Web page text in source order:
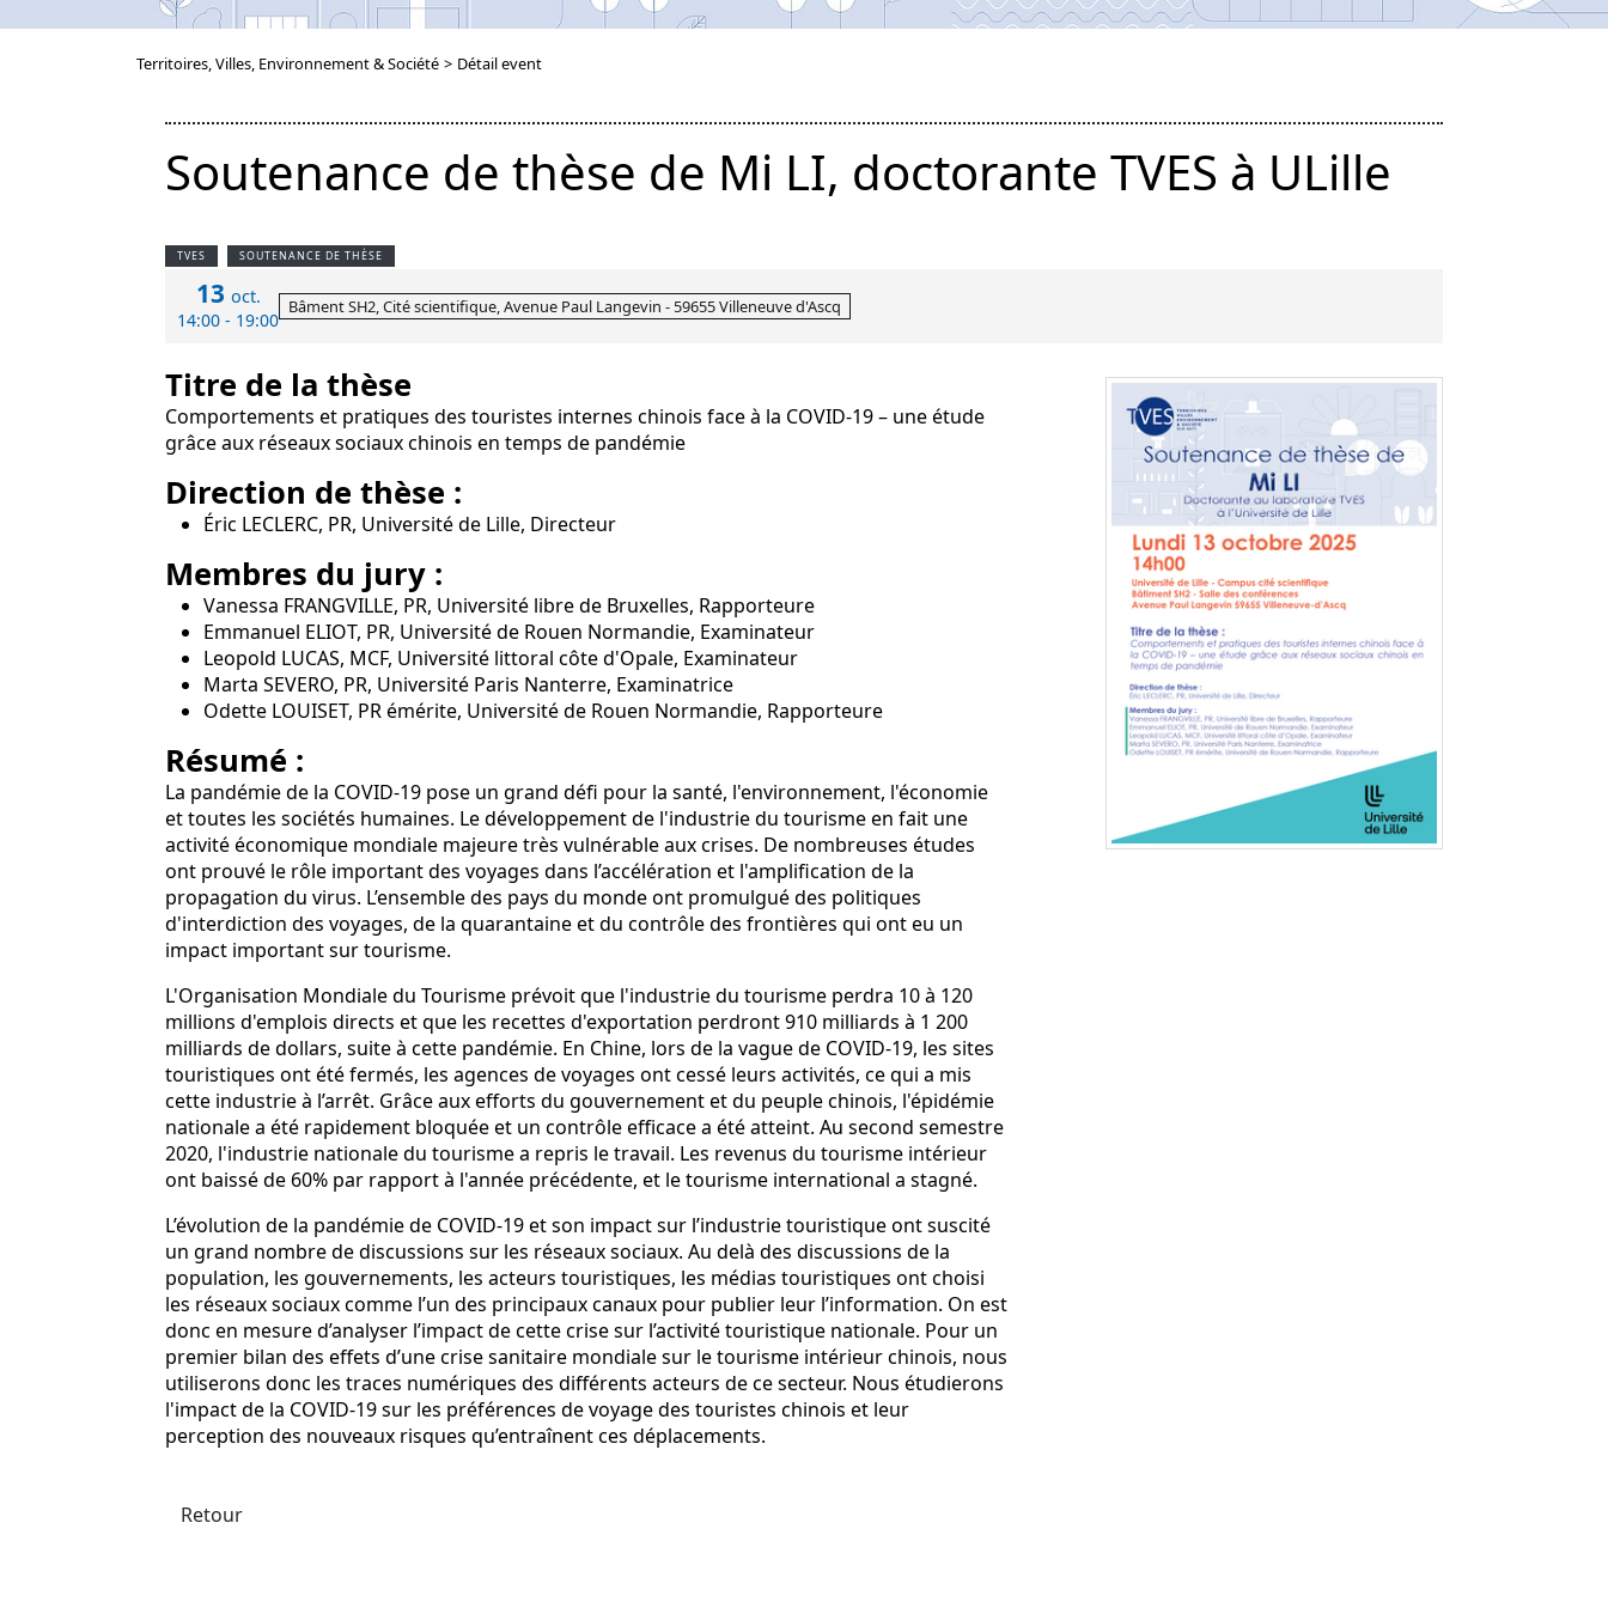
Territoires, Villes, Environnement & Société > Détail event
Soutenance de thèse de Mi LI, doctorante TVES à ULille
TVES SOUTENANCE DE THÈSE
13 oct.
14:00 - 19:00
Bâment SH2, Cité scientifique, Avenue Paul Langevin - 59655 Villeneuve d'Ascq
Titre de la thèse
Comportements et pratiques des touristes internes chinois face à la COVID-19 – une étude
grâce aux réseaux sociaux chinois en temps de pandémie
Direction de thèse :
Éric LECLERC, PR, Université de Lille, Directeur
Membres du jury :
Vanessa FRANGVILLE, PR, Université libre de Bruxelles, Rapporteure
Emmanuel ELIOT, PR, Université de Rouen Normandie, Examinateur
Leopold LUCAS, MCF, Université littoral côte d'Opale, Examinateur
Marta SEVERO, PR, Université Paris Nanterre, Examinatrice
Odette LOUISET, PR émérite, Université de Rouen Normandie, Rapporteure
Résumé :
La pandémie de la COVID-19 pose un grand défi pour la santé, l'environnement, l'économie
et toutes les sociétés humaines. Le développement de l'industrie du tourisme en fait une
activité économique mondiale majeure très vulnérable aux crises. De nombreuses études
ont prouvé le rôle important des voyages dans l’accélération et l'amplification de la
propagation du virus. L’ensemble des pays du monde ont promulgué des politiques
d'interdiction des voyages, de la quarantaine et du contrôle des frontières qui ont eu un
impact important sur tourisme.
L'Organisation Mondiale du Tourisme prévoit que l'industrie du tourisme perdra 10 à 120
millions d'emplois directs et que les recettes d'exportation perdront 910 milliards à 1 200
milliards de dollars, suite à cette pandémie. En Chine, lors de la vague de COVID-19, les sites
touristiques ont été fermés, les agences de voyages ont cessé leurs activités, ce qui a mis
cette industrie à l’arrêt. Grâce aux efforts du gouvernement et du peuple chinois, l'épidémie
nationale a été rapidement bloquée et un contrôle efficace a été atteint. Au second semestre
2020, l'industrie nationale du tourisme a repris le travail. Les revenus du tourisme intérieur
ont baissé de 60% par rapport à l'année précédente, et le tourisme international a stagné.
L’évolution de la pandémie de COVID-19 et son impact sur l’industrie touristique ont suscité
un grand nombre de discussions sur les réseaux sociaux. Au delà des discussions de la
population, les gouvernements, les acteurs touristiques, les médias touristiques ont choisi
les réseaux sociaux comme l’un des principaux canaux pour publier leur l’information. On est
donc en mesure d’analyser l’impact de cette crise sur l’activité touristique nationale. Pour un
premier bilan des effets d’une crise sanitaire mondiale sur le tourisme intérieur chinois, nous
utiliserons donc les traces numériques des différents acteurs de ce secteur. Nous étudierons
l'impact de la COVID-19 sur les préférences de voyage des touristes chinois et leur
perception des nouveaux risques qu’entraînent ces déplacements.
Retour